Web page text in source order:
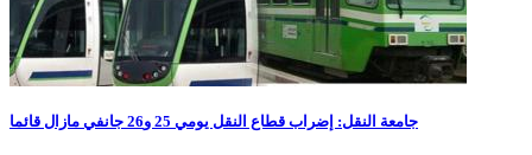
جامعة النقل: إضراب قطاع النقل يومي 25 و26 جانفي مازال قائما